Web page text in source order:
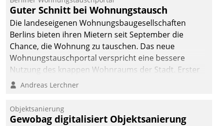
Guter Schnitt bei Wohnungstausch
Die landeseigenen Wohnungsbaugesellschaften
Berlins bieten ihren Mietern seit September die
Chance, die Wohnung zu tauschen. Das neue
Wohnungstauschportal verspricht eine bessere
Nutzung des knappen Wohnraums der Stadt. Erster
Anwendungsfall für Datatrains Lösung API-Hub mit
Unternehmen.
Andreas Lerchner
Objektsanierung
Gewobag digitalisiert Objektsanierung